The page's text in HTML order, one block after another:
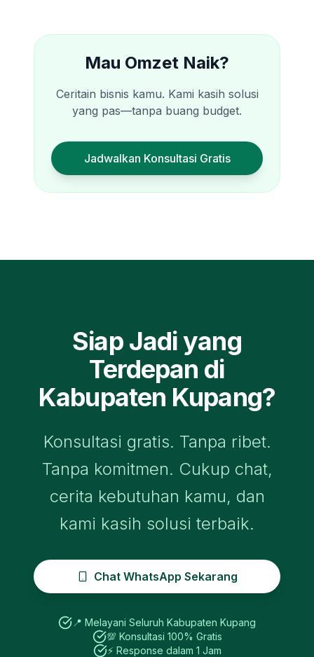
Mau Omzet Naik?
Ceritain bisnis kamu. Kami kasih solusi
yang pas—tanpa buang budget.
Jadwalkan Konsultasi Gratis
Siap Jadi yang
Terdepan di
Kabupaten Kupang?
Konsultasi gratis. Tanpa ribet.
Tanpa komitmen. Cukup chat,
cerita kebutuhan kamu, dan
kami kasih solusi terbaik.
Chat WhatsApp Sekarang
📍 Melayani Seluruh Kabupaten Kupang
💯 Konsultasi 100% Gratis
⚡ Response dalam 1 Jam